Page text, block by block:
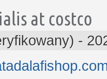
at costco
-